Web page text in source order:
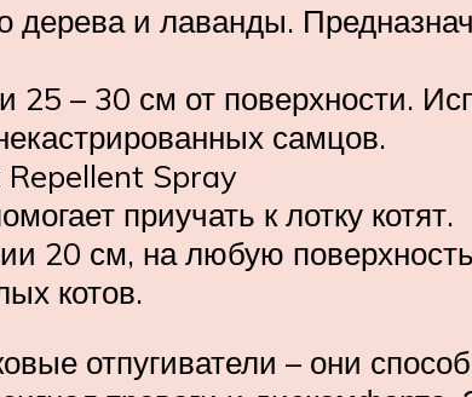
дерева и лаванды.
25 – 30 см от поверхности.
самцов.
Repellent Spray
приучать к лотку котят.
20 см, на любую
котов.
отпугиватели – они